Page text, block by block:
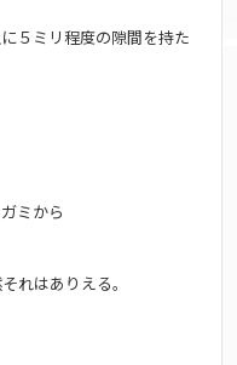
５ミリ程度の隙間を持た
ミから
れはありえる。